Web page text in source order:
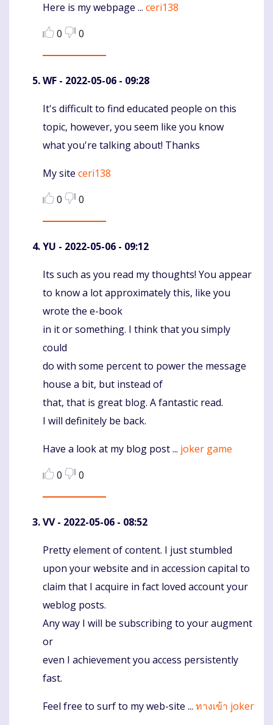
Here is my webpage ... ceri138
0
0
WF - 2022-05-06 - 09:28
Komentaras
It's difficult to find educated people on this
topic, however, you seem like you know
what you're talking about! Thanks
My site ceri138
0
0
YU - 2022-05-06 - 09:12
Komentaras
Its such as you read my thoughts! You appear
to know a lot approximately this, like you
wrote the e-book
in it or something. I think that you simply
could
do with some percent to power the message
house a bit, but instead of
that, that is great blog. A fantastic read.
I will definitely be back.
Have a look at my blog post ... joker game
0
0
VV- 2022-05-06 - 08:52
Komentaras
Pretty element of content. I just stumbled
upon your website and in accession capital to
claim that I acquire in fact loved account your
weblog posts.
Any way I will be subscribing to your augment
or
even I achievement you access persistently
fast.
Feel free to surf to my web-site ... ทางเข้า joker